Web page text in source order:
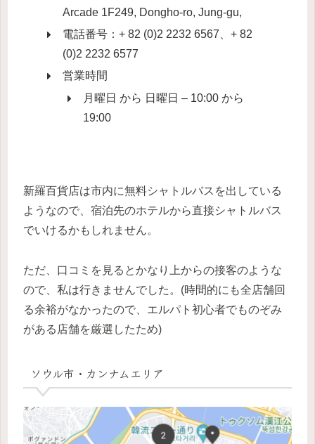
Arcade 1F249, Dongho-ro, Jung-gu,
電話番号：+ 82 (0)2 2232 6567、+ 82
(0)2 2232 6577
営業時間
月曜日 から 日曜日 – 10:00 から
19:00
新羅百貨店は市内に無料シャトルバスを出している
ようなので、宿泊先のホテルから直接シャトルバス
でいけるかもしれません。
ただ、口コミを見るとかなり上からの接客のような
ので、私は行きませんでした。(時間的にも全店舗回
る余裕がなかったので、エルパト初心者でものぞみ
がある店舗を厳選したため)
ソウル市・カンナムエリア